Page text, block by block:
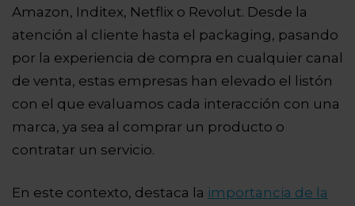
Amazon, Inditex, Netflix o Revolut. Desde la
atención al cliente hasta el packaging, pasando
por la experiencia de compra en cualquier canal
de venta, estas empresas han elevado el listón
con el que evaluamos cada interacción con una
marca, ya sea al comprar un producto o
contratar un servicio.
En este contexto, destaca la importancia de la